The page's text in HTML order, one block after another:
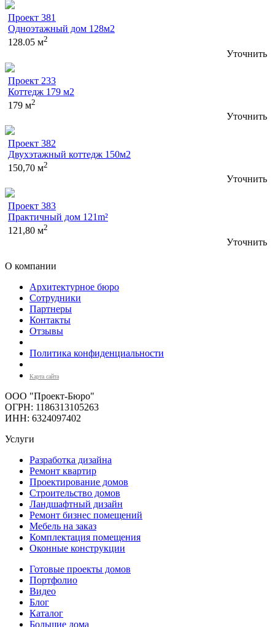
Проект 381
Одноэтажный дом 128м2
128.05 м2
Уточнить
Проект 233
Коттедж 179 м2
179 м2
Уточнить
Проект 382
Двухэтажный коттедж 150м2
150,70 м2
Уточнить
Проект 383
Практичный дом 121m²
121,80 м2
Уточнить
О компании
Архитектурное бюро
Сотрудники
Партнеры
Контакты
Отзывы
Политика конфиденциальности
Карта сайта
ООО "Проект-Бюро"
ОГРН: 1186313105263
ИНН: 6324097402
Услуги
Разработка дизайна
Ремонт квартир
Проектирование домов
Строительство домов
Ландшафтный дизайн
Ремонт бизнес помещений
Мебель на заказ
Комплектация помещения
Оконные конструкции
Готовые проекты домов
Портфолио
Видео
Блог
Каталог
Большие дома